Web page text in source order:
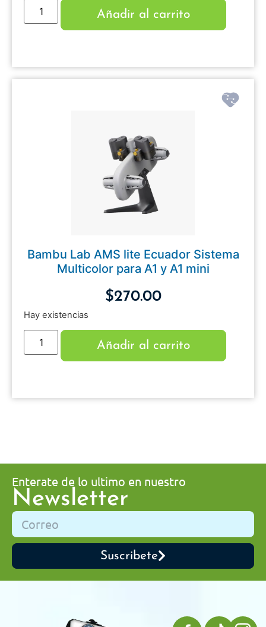
Añadir al carrito
Bambu Lab AMS lite Ecuador Sistema
Multicolor para A1 y A1 mini
$270.00
Hay existencias
Añadir al carrito
Enterate de lo ultimo en nuestro
Newsletter
Suscribete